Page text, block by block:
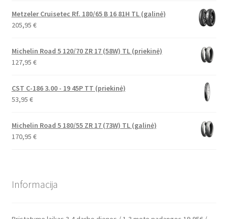
Metzeler Cruisetec Rf. 180/65 B 16 81H TL (galinė)
205,95 €
Michelin Road 5 120/70 ZR 17 (58W) TL (priekinė)
127,95 €
CST C-186 3.00 - 19 45P TT (priekinė)
53,95 €
Michelin Road 5 180/55 ZR 17 (73W) TL (galinė)
170,95 €
Informacija